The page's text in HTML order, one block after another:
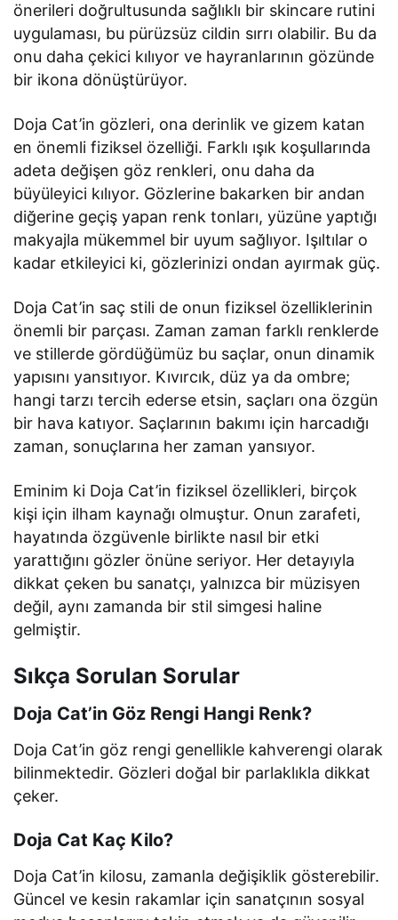
önerileri doğrultusunda sağlıklı bir skincare rutini
uygulaması, bu pürüzsüz cildin sırrı olabilir. Bu da
onu daha çekici kılıyor ve hayranlarının gözünde
bir ikona dönüştürüyor.
Doja Cat’in gözleri, ona derinlik ve gizem katan
en önemli fiziksel özelliği. Farklı ışık koşullarında
adeta değişen göz renkleri, onu daha da
büyüleyici kılıyor. Gözlerine bakarken bir andan
diğerine geçiş yapan renk tonları, yüzüne yaptığı
makyajla mükemmel bir uyum sağlıyor. Işıltılar o
kadar etkileyici ki, gözlerinizi ondan ayırmak güç.
Doja Cat’in saç stili de onun fiziksel özelliklerinin
önemli bir parçası. Zaman zaman farklı renklerde
ve stillerde gördüğümüz bu saçlar, onun dinamik
yapısını yansıtıyor. Kıvırcık, düz ya da ombre;
hangi tarzı tercih ederse etsin, saçları ona özgün
bir hava katıyor. Saçlarının bakımı için harcadığı
zaman, sonuçlarına her zaman yansıyor.
Eminim ki Doja Cat’in fiziksel özellikleri, birçok
kişi için ilham kaynağı olmuştur. Onun zarafeti,
hayatında özgüvenle birlikte nasıl bir etki
yarattığını gözler önüne seriyor. Her detayıyla
dikkat çeken bu sanatçı, yalnızca bir müzisyen
değil, aynı zamanda bir stil simgesi haline
gelmiştir.
Sıkça Sorulan Sorular
Doja Cat’in Göz Rengi Hangi Renk?
Doja Cat’in göz rengi genellikle kahverengi olarak
bilinmektedir. Gözleri doğal bir parlaklıkla dikkat
çeker.
Doja Cat Kaç Kilo?
Doja Cat’in kilosu, zamanla değişiklik gösterebilir.
Güncel ve kesin rakamlar için sanatçının sosyal